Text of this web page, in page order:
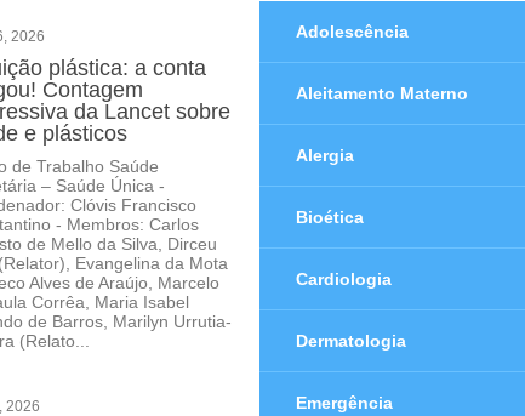
2026
plástica: a conta
Contagem
da Lancet sobre
e plásticos
de Trabalho Saúde
– Saúde Única -
Clóvis Francisco
- Membros: Carlos
de Mello da Silva, Dirceu
Evangelina da Mota
Alves de Araújo, Marcelo
Corrêa, Maria Isabel
de Barros, Marilyn Urrutia-
(Relato...
2026
Adolescência
Aleitamento Materno
Alergia
Bioética
Cardiologia
Dermatologia
Emergência